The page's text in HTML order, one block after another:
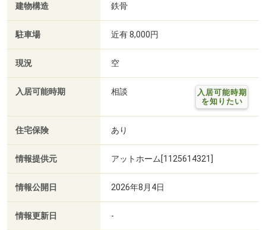
建物構造 鉄骨
駐車場 近有 8,000円
現況 空
入居可能時期 相談
入居可能時期
を知りたい
住宅保険 あり
情報提供元 アットホーム[1125614321]
情報公開日 2026年8月4日
情報更新日 -